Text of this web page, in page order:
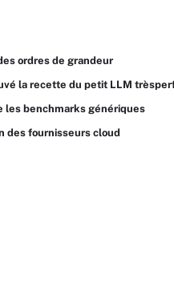
ordres de grandeur
la recette du petit LLM
les benchmarks génériques
des fournisseurs cloud